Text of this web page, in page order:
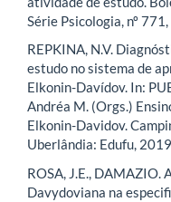
Série Psicologia, nº
REPKINA, N.V.
estudo no sistema de
Elkonin-Davídov. In:
Andréa M. (Orgs.)
Elkonin-Davidov.
Uberlândia: Edufu,
ROSA, J.E., DAMAZIO.
Davydoviana na